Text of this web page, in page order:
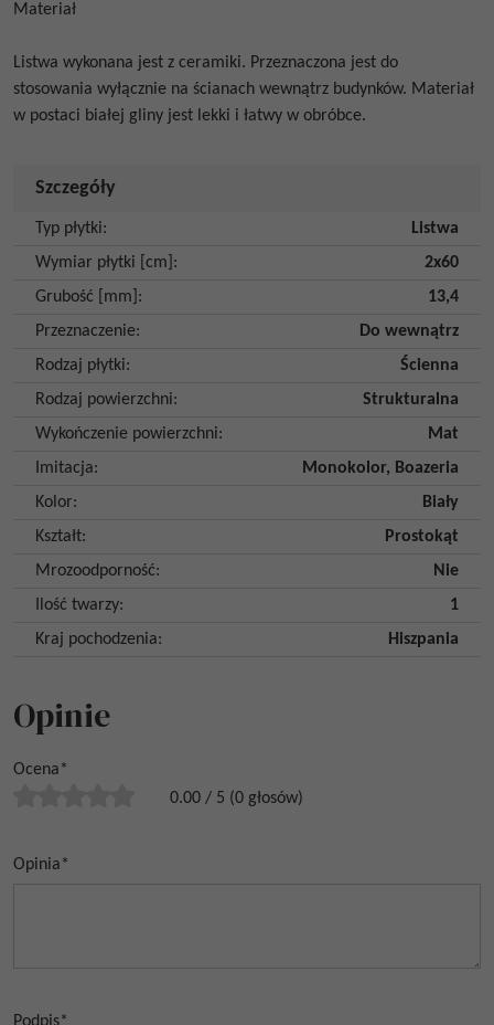
Materiał
Listwa wykonana jest z ceramiki. Przeznaczona jest do
stosowania wyłącznie na ścianach wewnątrz budynków. Materiał
w postaci białej gliny jest lekki i łatwy w obróbce.
Szczegóły
Typ płytki:
Listwa
Wymiar płytki [cm] :
2x60
Grubość [mm] :
13,4
Przeznaczenie:
Do wewnątrz
Rodzaj płytki:
Ścienna
Rodzaj powierzchni:
Strukturalna
Wykończenie powierzchni:
Mat
Imitacja: Monokolor, Boazeria
Kolor:
Biały
Kształt:
Prostokąt
Mrozoodporność:
Nie
Ilość twarzy:
1
Kraj pochodzenia: Hiszpania
Opinie
Ocena*
0.00 / 5 (0 głosów)
Opinia*